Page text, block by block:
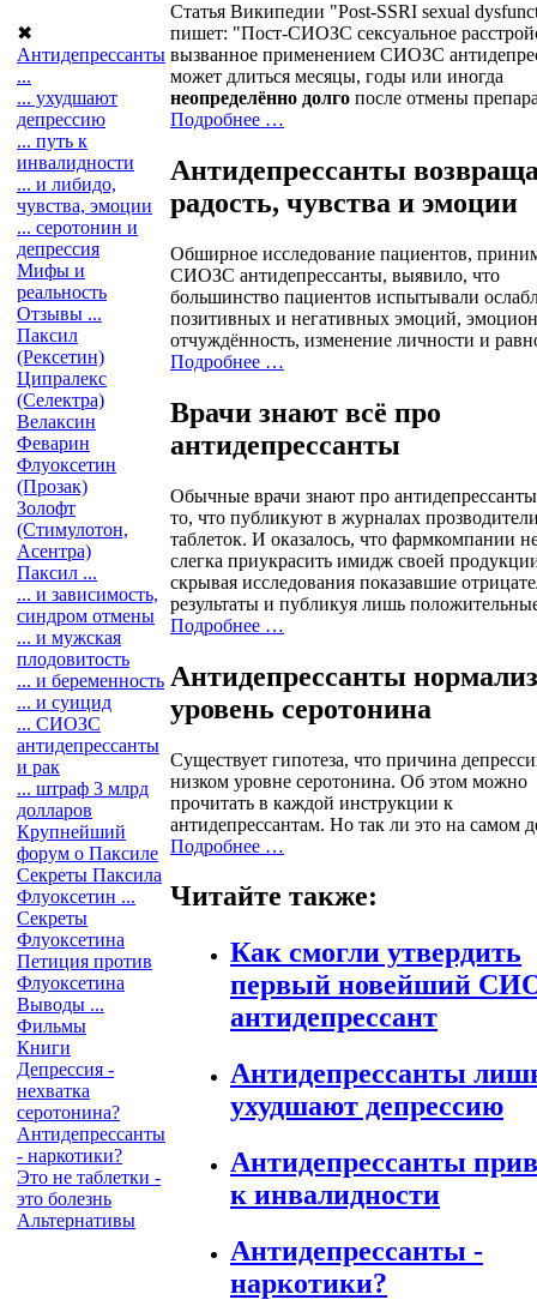
✖
Антидепрессанты
...
... ухудшают
депрессию
... путь к
инвалидности
... и либидо,
чувства, эмоции
... серотонин и
депрессия
Мифы и
реальность
Отзывы ...
Паксил
(Рексетин)
Ципралекс
(Селектра)
Велаксин
Феварин
Флуоксетин
(Прозак)
Золофт
(Стимулотон,
Асентра)
Паксил ...
... и зависимость,
синдром отмены
... и мужская
плодовитость
... и беременность
... и суицид
... СИОЗС
антидепрессанты
и рак
... штраф 3 млрд
долларов
Крупнейший
форум о Паксиле
Секреты Паксила
Флуоксетин ...
Секреты
Флуоксетина
Петиция против
Флуоксетина
Выводы ...
Фильмы
Книги
Депрессия -
нехватка
серотонина?
Антидепрессанты
- наркотики?
Это не таблетки -
это болезнь
Альтернативы
Статья Википедии "Post-SSRI sexual
пишет: "Пост-СИОЗС сексуальное
вызванное применением СИОЗС
может длиться месяцы, годы или иногда
неопределённо долго после отмены
Подробнее …
Антидепрессанты
радость, чувства и эмоции
Обширное исследование пациентов,
СИОЗС антидепрессанты, выявило, что
большинство пациентов испытывали
позитивных и негативных эмоций,
отчуждённость, изменение личности и
Подробнее …
Врачи знают всё про
антидепрессанты
Обычные врачи знают про
то, что публикуют в журналах
таблеток. И оказалось, что фармкомпании
слегка приукрасить имидж своей
скрывая исследования показавшие
результаты и публикуя лишь
Подробнее …
Антидепрессанты
уровень серотонина
Существует гипотеза, что причина
низком уровне серотонина. Об этом можно
прочитать в каждой инструкции к
антидепрессантам. Но так ли это на самом
Подробнее …
Читайте также:
Как смогли утвердить
первый новейший
антидепрессант
Антидепрессанты
ухудшают депрессию
Антидепрессанты
к инвалидности
Антидепрессанты -
наркотики?